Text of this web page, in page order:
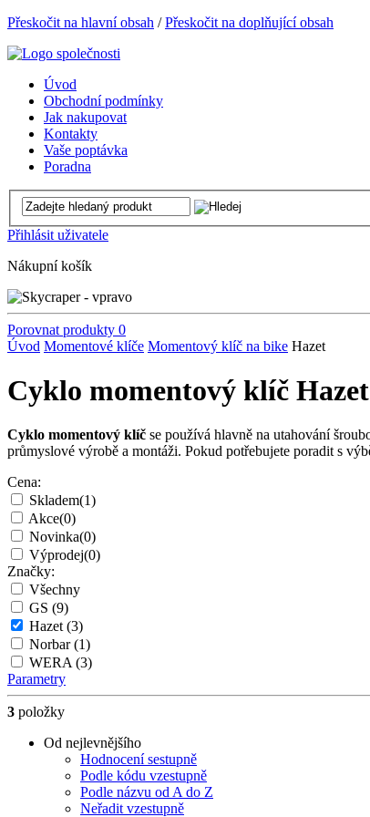
Přeskočit na hlavní obsah /Přeskočit na doplňující obsah
Úvod
Obchodní podmínky
Jak nakupovat
Kontakty
Vaše poptávka
Poradna
Přihlásit uživatele
Nákupní košík
Porovnat produkty 0
Úvod Momentové klíče Momentový klíč na bike Hazet
Cyklo momentový klíč Hazet
Cyklo momentový klíč se používá hlavně na utahování
průmyslové výrobě a montáži. Pokud potřebujete poradit s
Cena:
Skladem(1)
Akce(0)
Novinka(0)
Výprodej(0)
Značky:
Všechny
GS (9)
Hazet(3)
Norbar(1)
WERA(3)
Parametry
3 položky
Od nejlevnějšího
Hodnocení sestupně
Podle kódu vzestupně
Podle názvu od A do Z
Neřadit vzestupně